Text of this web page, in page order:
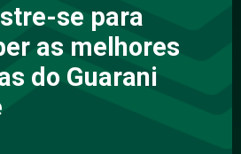
se para
as melhores
do Guarani